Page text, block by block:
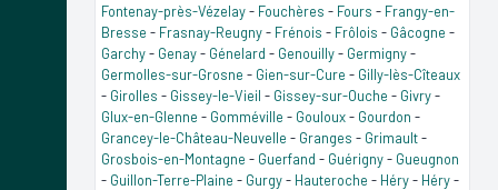
Fontenay-près-Vézelay- Fouchères - Fours - Frangy-en-
Bresse - Frasnay-Reugny- Frénois - Frôlois - Gâcogne -
Garchy- Genay- Génelard - Genouilly- Germigny-
Germolles-sur-Grosne - Gien-sur-Cure - Gilly-lès-Cîteaux
- Girolles - Gissey-le-Vieil - Gissey-sur-Ouche - Givry-
Glux-en-Glenne - Gomméville - Gouloux- Gourdon -
Grancey-le-Château-Neuvelle - Granges - Grimault-
Grosbois-en-Montagne - Guerfand - Guérigny- Gueugnon
- Guillon-Terre-Plaine - Gurgy- Hauteroche - Héry- Héry-